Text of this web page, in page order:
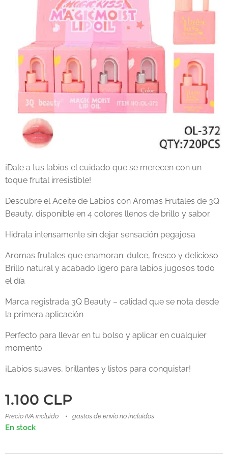
¡Dale a tus labios el cuidado que se merecen con un
toque frutal irresistible!
Descubre el Aceite de Labios con Aromas Frutales de 3Q
Beauty, disponible en 4 colores llenos de brillo y sabor.
Hidrata intensamente sin dejar sensación pegajosa
Aromas frutales que enamoran: dulce, fresco y delicioso
Brillo natural y acabado ligero para labios jugosos todo
el día
Marca registrada 3Q Beauty – calidad que se nota desde
la primera aplicación
Perfecto para llevar en tu bolso y aplicar en cualquier
momento.
¡Labios suaves, brillantes y listos para conquistar!
1.100 CLP
Precio IVA incluido gastos de envío no incluidos
En stock